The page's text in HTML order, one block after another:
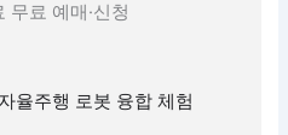
무료 예매·신청
율주행 로봇 융합 체험